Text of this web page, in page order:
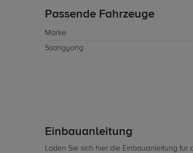
Passende Fahrzeuge
Marke
Ssangyong
Einbauanleitung
Laden Sie sich hier die Einbauanleitung für